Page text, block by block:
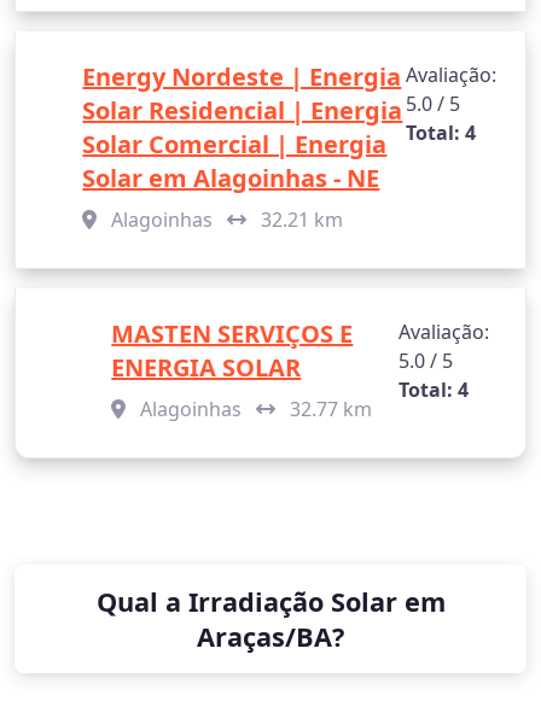
Energy Nordeste | Energia
Solar Residencial | Energia
Solar Comercial | Energia
Solar em Alagoinhas - NE
Alagoinhas 32.21 km
Avaliação:
5.0 / 5
Total: 4
MASTEN SERVIÇOS E
ENERGIA SOLAR
Alagoinhas 32.77 km
Avaliação:
5.0 / 5
Total: 4
Qual a Irradiação Solar em
Araças/BA?